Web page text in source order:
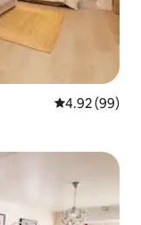
4.92 out of 5
4.92 (99)